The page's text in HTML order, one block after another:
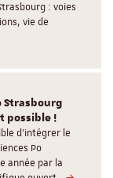
: voies
vie de
Strasbourg
possible !
d’intégrer le
Po
année par la